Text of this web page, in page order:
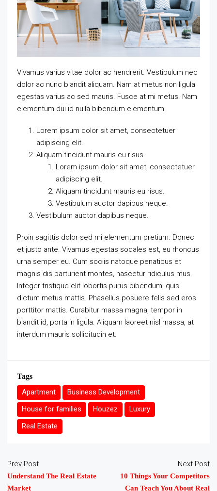
Vivamus varius vitae dolor ac hendrerit. Vestibulum nec
dolor ac nunc blandit aliquam. Nam at metus non ligula
egestas varius ac sed mauris. Fusce at mi metus. Nam
elementum dui id nulla bibendum elementum.
Lorem ipsum dolor sit amet, consectetuer
adipiscing elit.
Aliquam tincidunt mauris eu risus.
Lorem ipsum dolor sit amet, consectetuer
adipiscing elit.
Aliquam tincidunt mauris eu risus.
Vestibulum auctor dapibus neque.
Vestibulum auctor dapibus neque.
Proin sagittis dolor sed mi elementum pretium. Donec
et justo ante. Vivamus egestas sodales est, eu rhoncus
urna semper eu. Cum sociis natoque penatibus et
magnis dis parturient montes, nascetur ridiculus mus.
Integer tristique elit lobortis purus bibendum, quis
dictum metus mattis. Phasellus posuere felis sed eros
porttitor mattis. Curabitur massa magna, tempor in
blandit id, porta in ligula. Aliquam laoreet nisl massa, at
interdum mauris sollicitudin et.
Tags
Apartment
Business Development
House for families
Houzez
Luxury
Real Estate
Prev Post
Understand The Real Estate
Market
Next Post
10 Things Your Competitors
Can Teach You About Real